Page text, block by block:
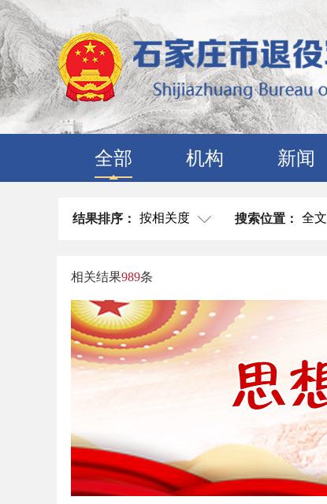
全部 机构 新闻
结果排序： 按相关度 搜索位置： 全文
相关结果989条